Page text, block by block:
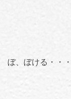
ぼ、ぼける・・・